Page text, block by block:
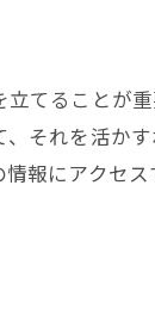
てることが
それを活か
報にアクセ